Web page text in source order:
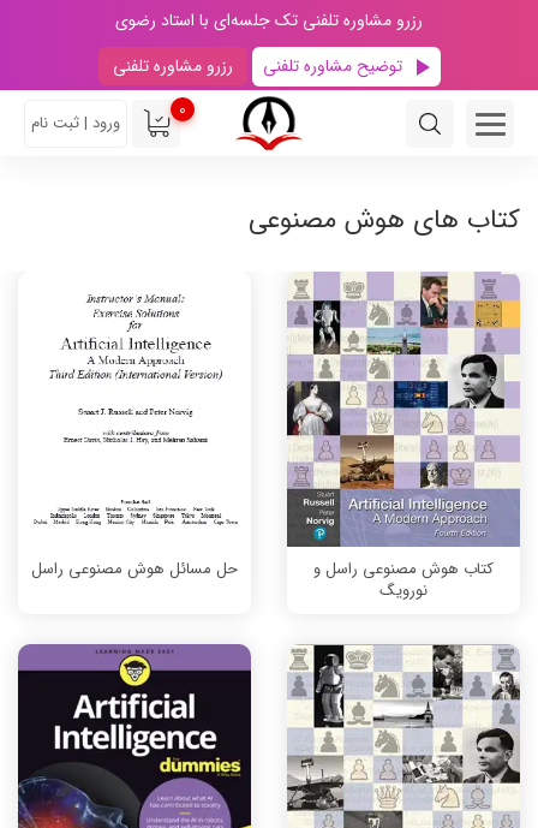
رزرو مشاوره تلفنی تک جلسه‌ای با استاد رضوی
توضیح مشاوره تلفنی
رزرو مشاوره تلفنی
0
ورود | ثبت نام
کتاب های هوش مصنوعی
کتاب هوش مصنوعی راسل و
نورویگ
حل مسائل هوش مصنوعی راسل